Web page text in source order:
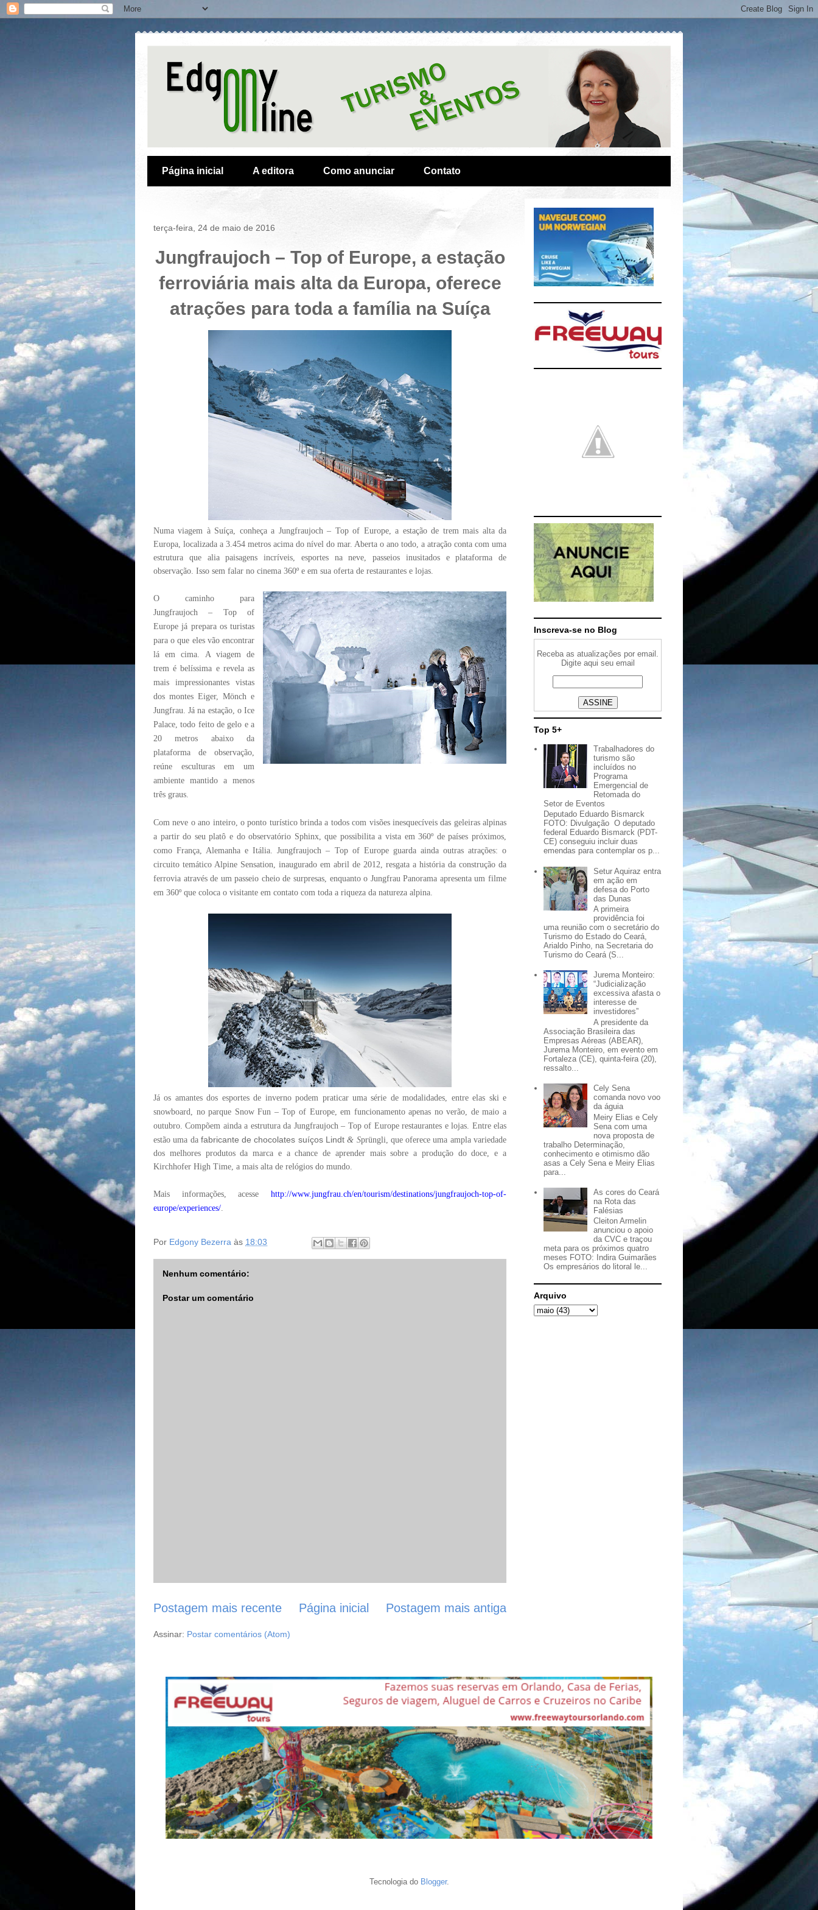
Página inicial A editora Como anunciar Contato
terça-feira, 24 de maio de 2016
Jungfraujoch – Top of Europe, a estação
ferroviária mais alta da Europa, oferece
atrações para toda a família na Suíça
Numa viagem à Suíça, conheça a Jungfraujoch – Top of Europe, a estação de trem mais alta da
Europa, localizada a 3.454 metros acima do nível do mar. Aberta o ano todo, a atração conta com uma
estrutura que alia paisagens incríveis, esportes na neve, passeios inusitados e plataforma de
observação. Isso sem falar no cinema 360º e em sua oferta de restaurantes e lojas.
O caminho para
Jungfraujoch – Top of
Europe já prepara os turistas
para o que eles vão encontrar
lá em cima. A viagem de
trem é belíssima e revela as
mais impressionantes vistas
dos montes Eiger, Mönch e
Jungfrau. Já na estação, o Ice
Palace, todo feito de gelo e a
20 metros abaixo da
plataforma de observação,
reúne esculturas em um
ambiente mantido a menos
três graus.
Com neve o ano inteiro, o ponto turístico brinda a todos com visões inesquecíveis das geleiras alpinas
a partir do seu platô e do observatório Sphinx, que possibilita a vista em 360º de países próximos,
como França, Alemanha e Itália. Jungfraujoch – Top of Europe guarda ainda outras atrações: o
circuito temático Alpine Sensation, inaugurado em abril de 2012, resgata a história da construção da
ferrovia através de um passeio cheio de surpresas, enquanto o Jungfrau Panorama apresenta um filme
em 360º que coloca o visitante em contato com toda a riqueza da natureza alpina.
Já os amantes dos esportes de inverno podem praticar uma série de modalidades, entre elas ski e
snowboard, no parque Snow Fun – Top of Europe, em funcionamento apenas no verão, de maio a
outubro.Compõem ainda a estrutura da Jungfraujoch – Top of Europe restaurantes e lojas. Entre elas
estão uma da fabricante de chocolates suíços Lindt & Sprüngli, que ofereceuma ampla variedade
dos melhores produtos da marca e a chance de aprender mais sobre a produção do doce,e a
Kirchhofer High Time, a mais alta de relógios do mundo.
Mais informações, acesse http://www.jungfrau.ch/en/tourism/destinations/jungfraujoch-top-of-
europe/experiences/.
Por Edgony Bezerra às 18:03
Nenhum comentário:
Postar um comentário
Postagem mais recente Postagem mais antiga
Página inicial
Assinar: Postar comentários (Atom)
Inscreva-se no Blog
Receba as atualizações por email.
Digite aqui seu email
Top 5+
Trabalhadores do
turismo são
incluídos no
Programa
Emergencial de
Retomada do
Setor de Eventos
Deputado Eduardo Bismarck
FOTO: Divulgação O deputado
federal Eduardo Bismarck (PDT-
CE) conseguiu incluir duas
emendas para contemplar os p...
Setur Aquiraz entra
em ação em
defesa do Porto
das Dunas
A primeira
providência foi
uma reunião com o secretário do
Turismo do Estado do Ceará,
Arialdo Pinho, na Secretaria do
Turismo do Ceará (S...
Jurema Monteiro:
“Judicialização
excessiva afasta o
interesse de
investidores”
A presidente da
Associação Brasileira das
Empresas Aéreas (ABEAR),
Jurema Monteiro, em evento em
Fortaleza (CE), quinta-feira (20),
ressalto...
Cely Sena
comanda novo voo
da águia
Meiry Elias e Cely
Sena com uma
nova proposta de
trabalho Determinação,
conhecimento e otimismo dão
asas a Cely Sena e Meiry Elias
para...
As cores do Ceará
na Rota das
Falésias
Cleiton Armelin
anunciou o apoio
da CVC e traçou
meta para os próximos quatro
meses FOTO: Indira Guimarães
Os empresários do litoral le...
Arquivo
Tecnologia do Blogger.